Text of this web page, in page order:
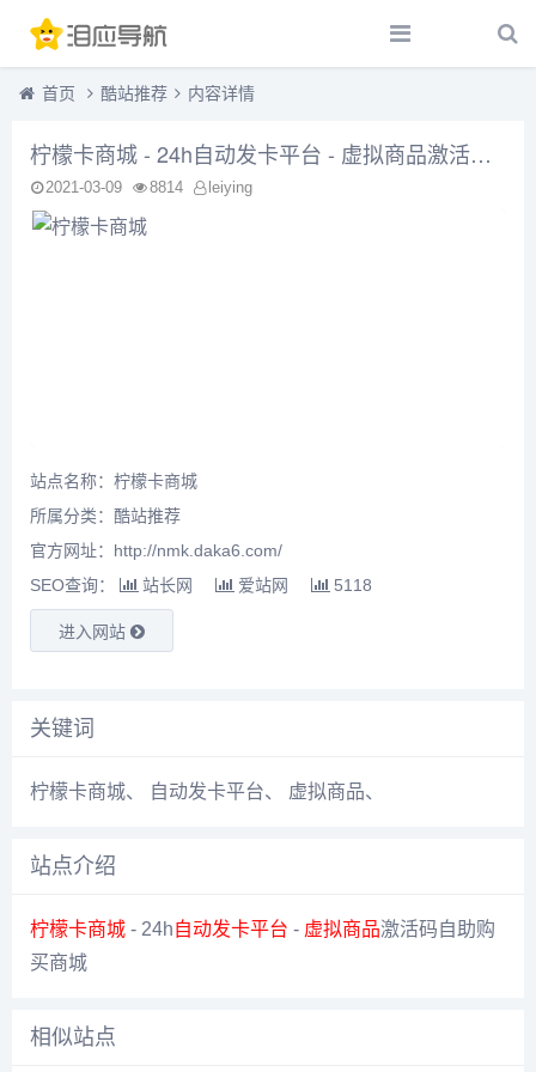
首页 酷站推荐 内容详情
柠檬卡商城 - 24h自动发卡平台 - 虚拟商品激活码自助购买商城
2021-03-09 8814 leiying
站点名称：柠檬卡商城
所属分类： 酷站推荐
官方网址：http://nmk.daka6.com/
SEO查询：
站长网 爱站网 5118
进入网站
关键词
柠檬卡商城、 自动发卡平台、 虚拟商品、
站点介绍
柠檬卡商城 - 24h自动发卡平台 - 虚拟商品激活码自助购
买商城
相似站点